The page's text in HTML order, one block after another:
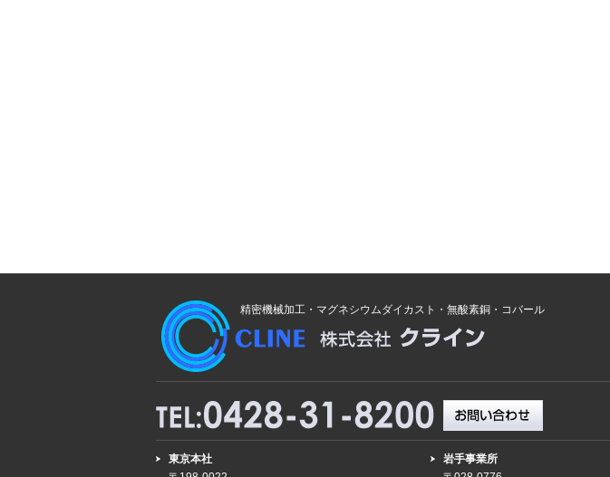
精密機械加工・マグネシウムダイカスト・無酸素銅・コバール
東京本社
岩手事業所